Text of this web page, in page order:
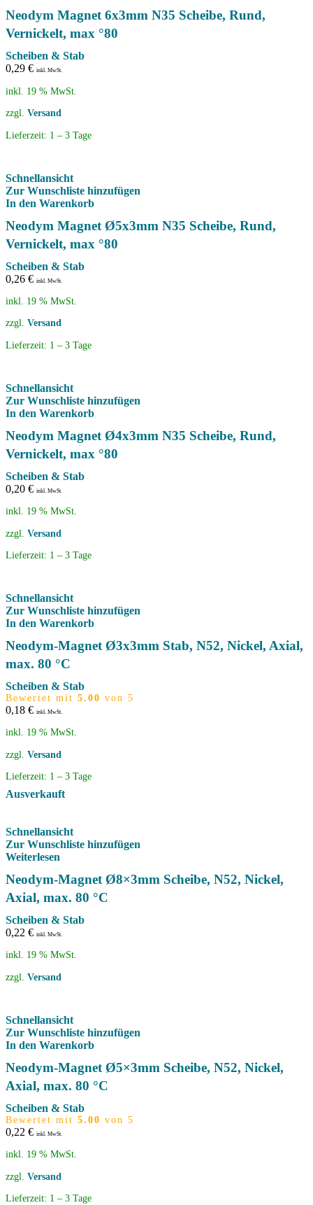
Neodym Magnet 6x3mm N35 Scheibe, Rund,
Vernickelt, max °80
Scheiben & Stab
0,29 € inkl. MwSt.
inkl. 19 % MwSt.
zzgl. Versand
Lieferzeit: 1 – 3 Tage
Schnellansicht
Zur Wunschliste hinzufügen
In den Warenkorb
Neodym Magnet Ø5x3mm N35 Scheibe, Rund,
Vernickelt, max °80
Scheiben & Stab
0,26 € inkl. MwSt.
inkl. 19 % MwSt.
zzgl. Versand
Lieferzeit: 1 – 3 Tage
Schnellansicht
Zur Wunschliste hinzufügen
In den Warenkorb
Neodym Magnet Ø4x3mm N35 Scheibe, Rund,
Vernickelt, max °80
Scheiben & Stab
0,20 € inkl. MwSt.
inkl. 19 % MwSt.
zzgl. Versand
Lieferzeit: 1 – 3 Tage
Schnellansicht
Zur Wunschliste hinzufügen
In den Warenkorb
Neodym-Magnet Ø3x3mm Stab, N52, Nickel, Axial,
max. 80 °C
Scheiben & Stab
Bewertet mit 5.00 von 5
0,18 € inkl. MwSt.
inkl. 19 % MwSt.
zzgl. Versand
Lieferzeit: 1 – 3 Tage
Ausverkauft
Schnellansicht
Zur Wunschliste hinzufügen
Weiterlesen
Neodym-Magnet Ø8×3mm Scheibe, N52, Nickel,
Axial, max. 80 °C
Scheiben & Stab
0,22 € inkl. MwSt.
inkl. 19 % MwSt.
zzgl. Versand
Schnellansicht
Zur Wunschliste hinzufügen
In den Warenkorb
Neodym-Magnet Ø5×3mm Scheibe, N52, Nickel,
Axial, max. 80 °C
Scheiben & Stab
Bewertet mit 5.00 von 5
0,22 € inkl. MwSt.
inkl. 19 % MwSt.
zzgl. Versand
Lieferzeit: 1 – 3 Tage